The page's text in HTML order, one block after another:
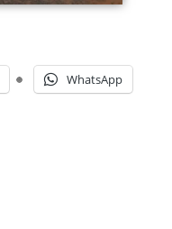
WhatsApp